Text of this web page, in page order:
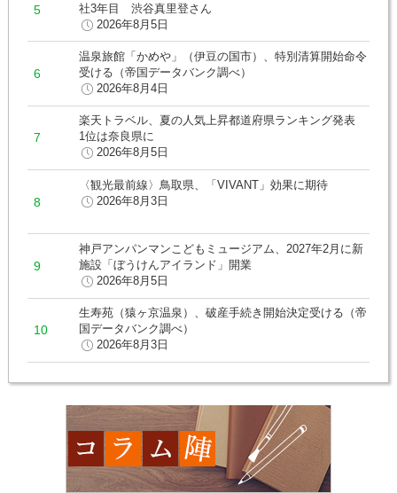
社3年目 渋谷真里登さん
2026年8月5日
温泉旅館「かめや」（伊豆の国市）、特別清算開始命令
受ける（帝国データバンク調べ）
2026年8月4日
楽天トラベル、夏の人気上昇都道府県ランキング発表
1位は奈良県に
2026年8月5日
〈観光最前線〉鳥取県、「VIVANT」効果に期待
2026年8月3日
神戸アンパンマンこどもミュージアム、2027年2月に新
施設「ぼうけんアイランド」開業
2026年8月5日
生寿苑（猿ヶ京温泉）、破産手続き開始決定受ける（帝
国データバンク調べ）
2026年8月3日